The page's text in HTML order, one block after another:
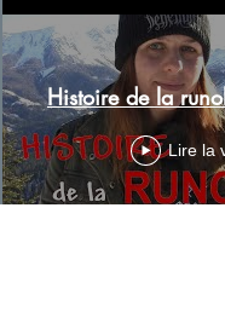
Histoire de la
Lire la